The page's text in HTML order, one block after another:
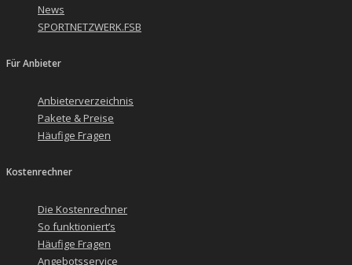
News
SPORTNETZWERK.FSB
Für Anbieter
Anbieterverzeichnis
Pakete & Preise
Häufige Fragen
Kostenrechner
Die Kostenrechner
So funktioniert’s
Häufige Fragen
Angebotsservice